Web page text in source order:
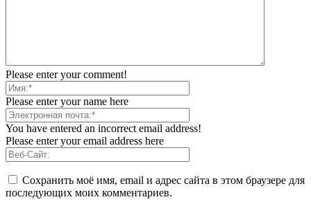
Please enter your comment!
Please enter your name here
You have entered an incorrect email address!
Please enter your email address here
Сохранить моё имя, email и адрес сайта в этом браузере для
последующих моих комментариев.